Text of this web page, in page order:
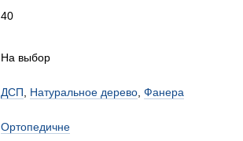
40
На выбор
ДСП Натуральное дерево Фанера
Ортопедичне